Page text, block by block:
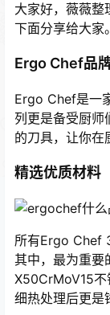
大家好，薇薇整
下面分享给大家。
Ergo Chef品
Ergo Chef是一
列更是备受厨师
的刀具，让你在
精选优质材料
所有Ergo Chef
其中，最为重要
X50CrMoV15不
细热处理后更是